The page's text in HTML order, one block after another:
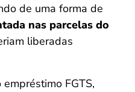
de uma forma de
nas parcelas do
liberadas
FGTS,